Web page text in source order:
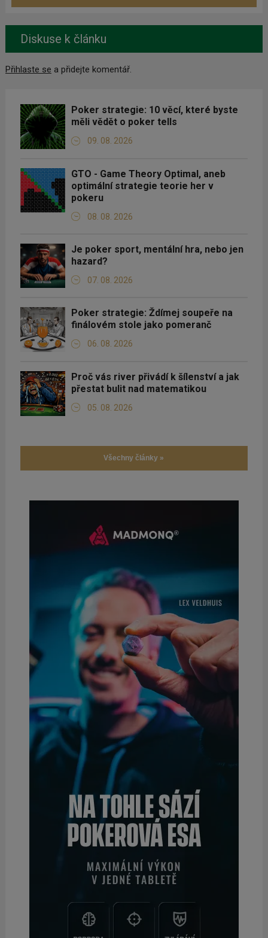
Diskuse k článku
Přihlaste se a přidejte komentář.
Poker strategie: 10 věcí, které byste
měli vědět o poker tells
09. 08. 2026
GTO - Game Theory Optimal, aneb
optimální strategie teorie her v
pokeru
08. 08. 2026
Je poker sport, mentální hra, nebo jen
hazard?
07. 08. 2026
Poker strategie: Ždímej soupeře na
finálovém stole jako pomeranč
06. 08. 2026
Proč vás river přivádí k šílenství a jak
přestat bulit nad matematikou
05. 08. 2026
Všechny články »